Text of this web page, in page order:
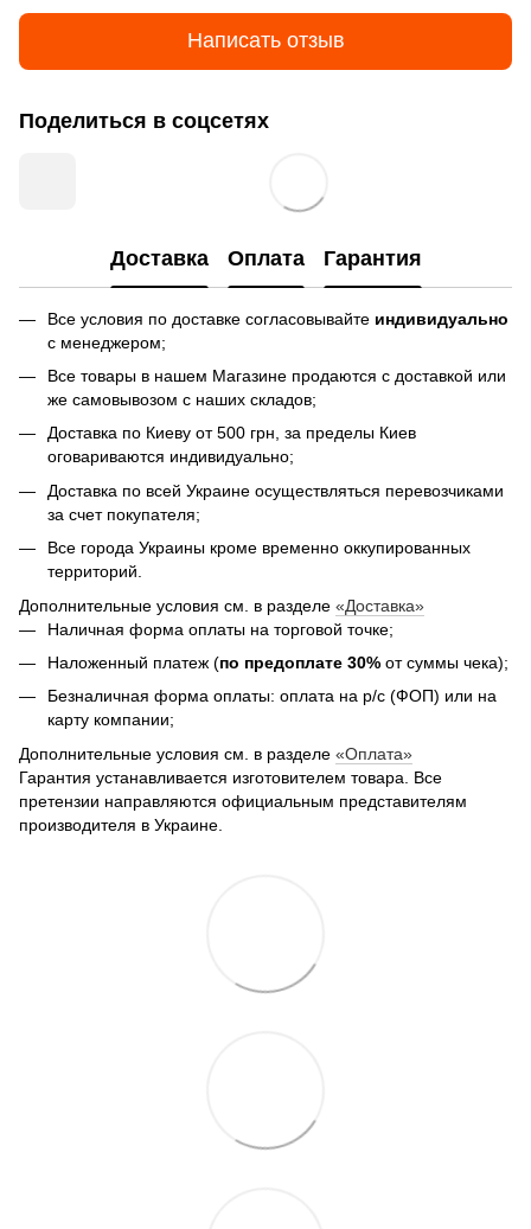
Написать отзыв
Поделиться в соцсетях
Доставка Оплата Гарантия
Все условия по доставке согласовывайте индивидуально
с менеджером;
Все товары в нашем Магазине продаются с доставкой или
же самовывозом с наших складов;
Доставка по Киеву от 500 грн, за пределы Киев
оговариваются индивидуально;
Доставка по всей Украине осуществляться перевозчиками
за счет покупателя;
Все города Украины кроме временно оккупированных
территорий.
Дополнительные условия см. в разделе «Доставка»
Наличная форма оплаты на торговой точке;
Наложенный платеж (по предоплате 30% от суммы чека);
Безналичная форма оплаты: оплата на р/с (ФОП) или на
карту компании;
Дополнительные условия см. в разделе «Оплата»
Гарантия устанавливается изготовителем товара.
Все
претензии направляются официальным представителям
производителя в Украине.